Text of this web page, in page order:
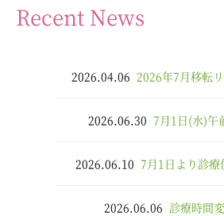
Recent News
2026.04.06 2026年7月移転
2026.06.30 7月1日(水)午
2026.06.10 7月1日より診
2026.06.06 診療時間